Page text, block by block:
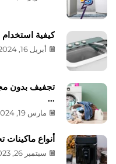
كيفية استخدام
أبريل 16, 2024
تجفيف بدون
...
مارس 19, 2024
أنواع
سبتمبر 26, 2023